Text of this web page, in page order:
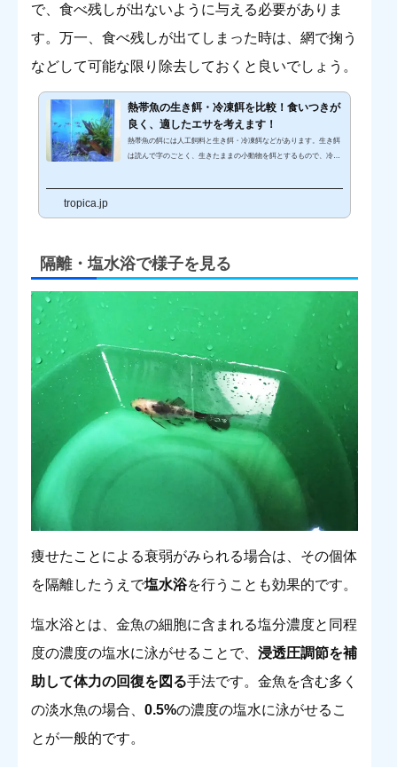
で、食べ残しが出ないように与える必要がありま
す。万一、食べ残しが出てしまった時は、網で掬う
などして可能な限り除去しておくと良いでしょう。
熱帯魚の生き餌・冷凍餌を比較！食いつきが
良く、適したエサを考えます！
熱帯魚の餌には人工飼料と生き餌・冷凍餌などがあります。生き餌
は読んで字のごとく、生きたままの小動物を餌とするもので、冷凍
があります。ここでは、生き餌と冷凍餌の特徴を比較して、両者の
まま熱帯魚に与え...
tropica.jp
隔離・塩水浴で様子を見る
痩せたことによる衰弱がみられる場合は、その個体
を隔離したうえで塩水浴を行うことも効果的です。
塩水浴とは、金魚の細胞に含まれる塩分濃度と同程
度の濃度の塩水に泳がせることで、 浸透圧調節を補
助して体力の回復を図る手法です。金魚を含む多く
の淡水魚の場合、 0.5%の濃度の塩水に泳がせるこ
とが一般的です。